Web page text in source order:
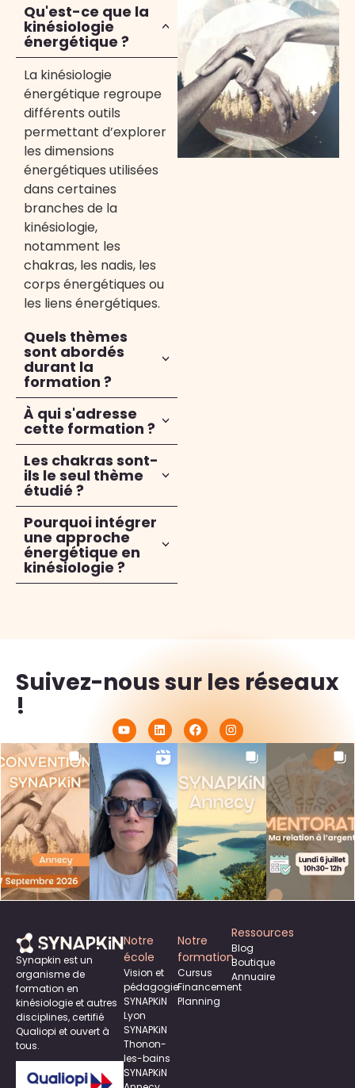
Qu'est-ce que la
kinésiologie
énergétique ?
La kinésiologie
énergétique regroupe
différents outils
permettant d’explorer
les dimensions
énergétiques utilisées
dans certaines
branches de la
kinésiologie,
notamment les
chakras, les nadis, les
corps énergétiques ou
les liens énergétiques.
Quels thèmes
sont abordés
durant la
formation ?
À qui s'adresse
cette formation ?
Les chakras sont-
ils le seul thème
étudié ?
Pourquoi intégrer
une approche
énergétique en
kinésiologie ?
Suivez-nous sur les réseaux
!
Synapkin est un
organisme de
formation en
kinésiologie et autres
disciplines, certifié
Qualiopi et ouvert à
tous.
Notre
école
Vision et
pédagogie
SYNAPKiN
Lyon
SYNAPKiN
Thonon-
les-bains
SYNAPKiN
Notre
formation
Cursus
Financement
Planning
Ressources
Blog
Boutique
Annuaire